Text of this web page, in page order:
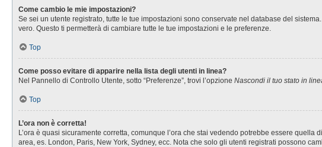
Come cambio le mie impostazioni?
Se sei un utente registrato, tutte le tue impostazioni sono conservate nel database del
vero. Questo ti permetterà di cambiare tutte le tue impostazioni e le preferenze.
Top
Come posso evitare di apparire nella lista degli utenti in linea?
Nel Pannello di Controllo Utente, sotto “Preferenze”, trovi l’opzione Nascondi il tuo stato in
Top
L’ora non è corretta!
L’ora è quasi sicuramente corretta, comunque l’ora che stai vedendo potrebbe essere
area, es. London, Paris, New York, Sydney, ecc. Nota che solo gli utenti registrati possono